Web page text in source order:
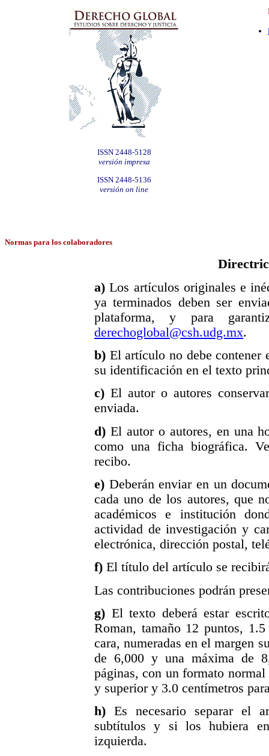
ISSN 2448-5128
versión impresa
ISSN 2448-5136
versión on line
Normas para los colaboradores
a)Los artículos originales e
ya terminados deben ser
plataforma, y para
derechoglobal@csh.udg.mx.
b) El artículo no debe contener
su identificación en el texto
c) El autor o autores
enviada.
d) El autor o autores, en una
como una ficha biográfica.
recibo.
e) Deberán enviar en un
cada uno de los autores, que
académicos e institución
actividad de investigación y
electrónica, dirección postal,
f) El título del artículo se
Las contribuciones podrán
g) El texto deberá estar
Roman, tamaño 12 puntos,
cara, numeradas en el margen
de 6,000 y una máxima de
páginas, con un formato
y superior y 3.0 centímetros
h) Es necesario separar el
subtítulos y si los hubiera
izquierda.